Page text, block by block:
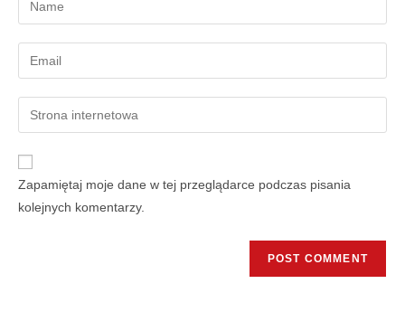
Zapamiętaj moje dane w tej przeglądarce podczas pisania
kolejnych komentarzy.